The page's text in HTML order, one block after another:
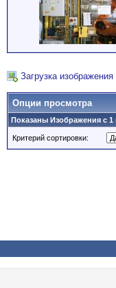
Загрузка изображения
Опции просмотра
Показаны Изображения с 1
Критерий сортировки: